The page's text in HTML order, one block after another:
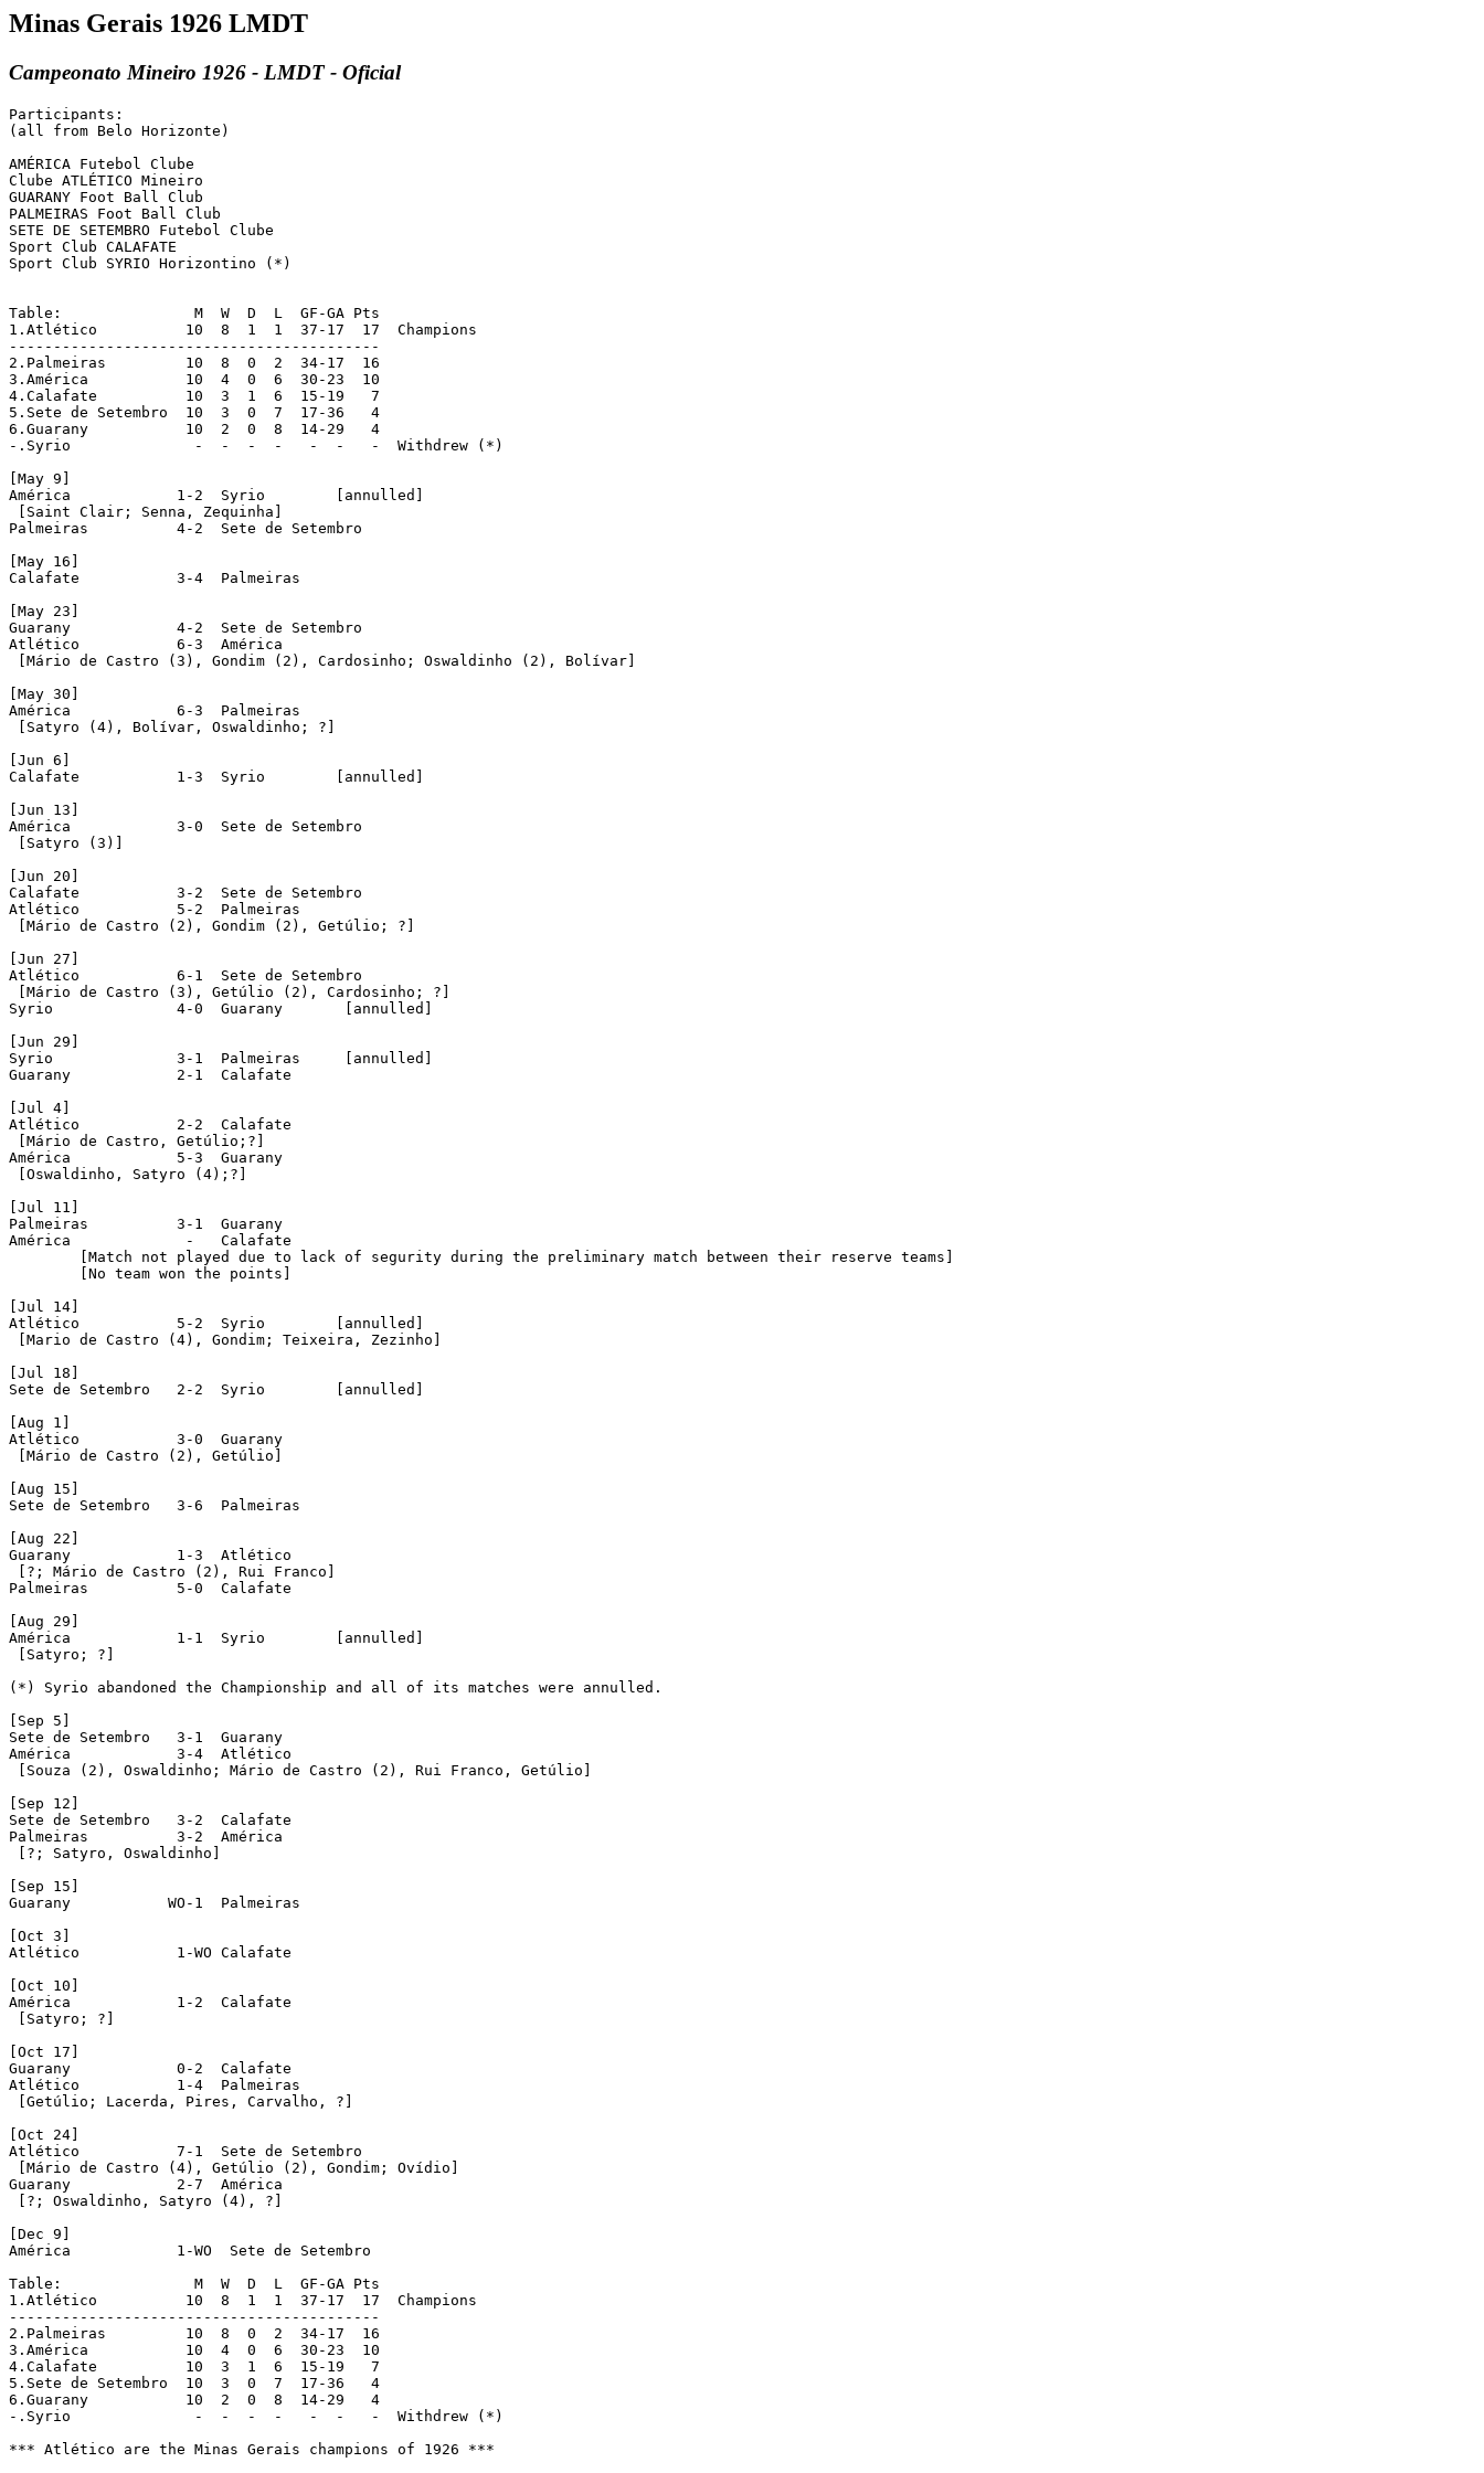
Minas Gerais 1926 LMDT
Campeonato Mineiro 1926 - LMDT - Oficial
Participants:
(all from Belo Horizonte)
AMÉRICA Futebol Clube
Clube ATLÉTICO Mineiro
GUARANY Foot Ball Club
PALMEIRAS Foot Ball Club
SETE DE SETEMBRO Futebol Clube
Sport Club CALAFATE
Sport Club SYRIO Horizontino (*)
Table:               M  W  D  L  GF-GA Pts
1.Atlético          10  8  1  1  37-17  17  Champions
------------------------------------------
2.Palmeiras         10  8  0  2  34-17  16
3.América           10  4  0  6  30-23  10
4.Calafate          10  3  1  6  15-19   7
5.Sete de Setembro  10  3  0  7  17-36   4
6.Guarany           10  2  0  8  14-29   4
-.Syrio              -  -  -  -   -  -   -  Withdrew (*)
[May 9]
América            1-2  Syrio        [annulled]
[Saint Clair; Senna, Zequinha]
Palmeiras          4-2  Sete de Setembro
[May 16]
Calafate           3-4  Palmeiras
[May 23]
Guarany            4-2  Sete de Setembro
Atlético           6-3  América
[Mário de Castro (3), Gondim (2), Cardosinho; Oswaldinho (2), Bolívar]
[May 30]
América            6-3  Palmeiras
[Satyro (4), Bolívar, Oswaldinho; ?]
[Jun 6]
Calafate           1-3  Syrio        [annulled]
[Jun 13]
América            3-0  Sete de Setembro
[Satyro (3)]
[Jun 20]
Calafate           3-2  Sete de Setembro
Atlético           5-2  Palmeiras
[Mário de Castro (2), Gondim (2), Getúlio; ?]
[Jun 27]
Atlético           6-1  Sete de Setembro
[Mário de Castro (3), Getúlio (2), Cardosinho; ?]
Syrio              4-0  Guarany       [annulled]
[Jun 29]
Syrio              3-1  Palmeiras     [annulled]
Guarany            2-1  Calafate
[Jul 4]
Atlético           2-2  Calafate
[Mário de Castro, Getúlio;?]
América            5-3  Guarany
[Oswaldinho, Satyro (4);?]
[Jul 11]
Palmeiras          3-1  Guarany
América             -   Calafate
[Jul 14]
Atlético           5-2  Syrio        [annulled]
[Mario de Castro (4), Gondim; Teixeira, Zezinho]
[Jul 18]
Sete de Setembro   2-2  Syrio        [annulled]
[Aug 1]
Atlético           3-0  Guarany
[Mário de Castro (2), Getúlio]
[Aug 15]
Sete de Setembro   3-6  Palmeiras
[Aug 22]
Guarany            1-3  Atlético
[?; Mário de Castro (2), Rui Franco]
Palmeiras          5-0  Calafate
[Aug 29]
América            1-1  Syrio        [annulled]
[Satyro; ?]
(*) Syrio abandoned the Championship and all of its matches were annulled.
[Sep 5]
Sete de Setembro   3-1  Guarany
América            3-4  Atlético
[Souza (2), Oswaldinho; Mário de Castro (2), Rui Franco, Getúlio]
[Sep 12]
Sete de Setembro   3-2  Calafate
Palmeiras          3-2  América
[?; Satyro, Oswaldinho]
[Sep 15]
Guarany           WO-1  Palmeiras
[Oct 3]
Atlético           1-WO Calafate
[Oct 10]
América            1-2  Calafate
[Satyro; ?]
[Oct 17]
Guarany            0-2  Calafate
Atlético           1-4  Palmeiras
[Getúlio; Lacerda, Pires, Carvalho, ?]
[Oct 24]
Atlético           7-1  Sete de Setembro
[Mário de Castro (4), Getúlio (2), Gondim; Ovídio]
Guarany            2-7  América
[?; Oswaldinho, Satyro (4), ?]
[Dec 9]
América            1-WO  Sete de Setembro
Table:               M  W  D  L  GF-GA Pts
1.Atlético          10  8  1  1  37-17  17  Champions
------------------------------------------
2.Palmeiras         10  8  0  2  34-17  16
3.América           10  4  0  6  30-23  10
4.Calafate          10  3  1  6  15-19   7
5.Sete de Setembro  10  3  0  7  17-36   4
6.Guarany           10  2  0  8  14-29   4
-.Syrio              -  -  -  -   -  -   -  Withdrew (*)
*** Atlético are the Minas Gerais champions of 1926 ***